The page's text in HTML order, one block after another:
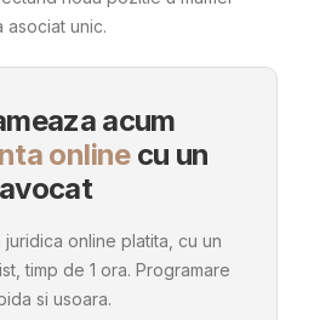
asociat unic.
acum
onlinecu un
avocat
juridica online platita, cu un
timp de 1 ora. Programare
si usoara.